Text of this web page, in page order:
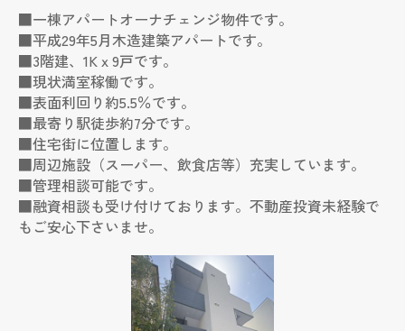
■一棟アパートオーナチェンジ物件です。
■平成29年5月木造建築アパートです。
■3階建、1Kｘ9戸です。
■現状満室稼働です。
■表面利回り約5.5％です。
■最寄り駅徒歩約7分です。
■住宅街に位置します。
■周辺施設（スーパー、飲食店等）充実しています。
■管理相談可能です。
■融資相談も受け付けております。不動産投資未経験で
もご安心下さいませ。